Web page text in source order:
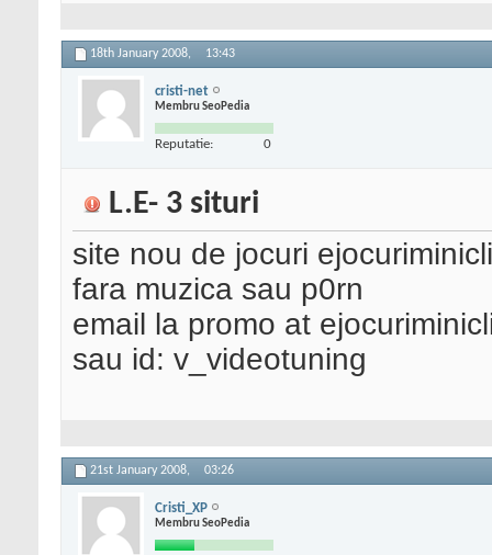
18th January 2008, 13:43
cristi-net
Membru SeoPedia
Reputatie: 0
L.E- 3 situri
site nou de jocuri
fara muzica sau p0rn
email la promo at
sau id: v_videotuning
21st January 2008, 03:26
Cristi_XP
Membru SeoPedia